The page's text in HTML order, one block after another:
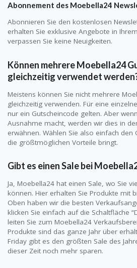
Abonnement des Moebella24
Abonnieren Sie den kostenlosen
erhalten Sie exklusive Angebote in
verpassen Sie keine Neuigkeiten.
Können mehrere Moebella24
gleichzeitig verwendet
Meistens können Sie nicht mehrere
gleichzeitig verwenden. Für eine
nur ein Gutscheincode gelten. Aber
Ausnahme macht, werden wir dies in
erwähnen. Wählen Sie also einfach den
die größtmöglichen Vorteile bringt.
Gibt es einen Sale bei
Ja, Moebella24 hat einen Sale, wo Sie
können. Hier erhalten Sie Produkte mit
Oben haben wir die besten
klicken Sie einfach auf die Schaltfläche
leiten Sie zum Moebella24
Produkte sind das ganze Jahr über
Friday gibt es den größten Sale des
dieser Zeit noch mehr sparen.